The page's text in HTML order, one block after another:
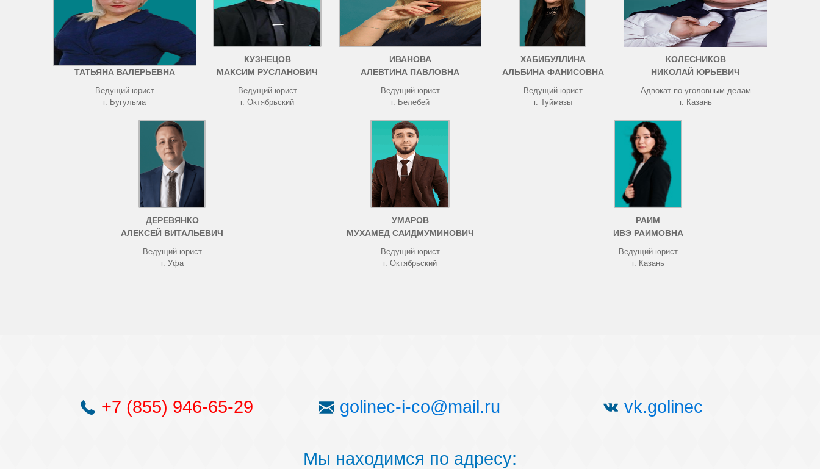
ЧИСТОВА
ТАТЬЯНА ВАЛЕРЬЕВНА
Ведущий юрист
г. Бугульма
КУЗНЕЦОВ
МАКСИМ РУСЛАНОВИЧ
Ведущий юрист
г. Октябрьский
ИВАНОВА
АЛЕВТИНА ПАВЛОВНА
Ведущий юрист
г. Белебей
ХАБИБУЛЛИНА
АЛЬБИНА ФАНИСОВНА
Ведущий юрист
г. Туймазы
КОЛЕСНИКОВ
НИКОЛАЙ ЮРЬЕВИЧ
Адвокат по уголовным делам
г. Казань
ДЕРЕВЯНКО
АЛЕКСЕЙ ВИТАЛЬЕВИЧ
Ведущий юрист
г. Уфа
УМАРОВ
МУХАМЕД САИДМУМИНОВИЧ
Ведущий юрист
г. Октябрьский
РАИМ
ИВЭ РАИМОВНА
Ведущий юрист
г. Казань
+7 (855) 946-65-29 golinec-i-co@mail.ru vk.golinec
Мы находимся по адресу: